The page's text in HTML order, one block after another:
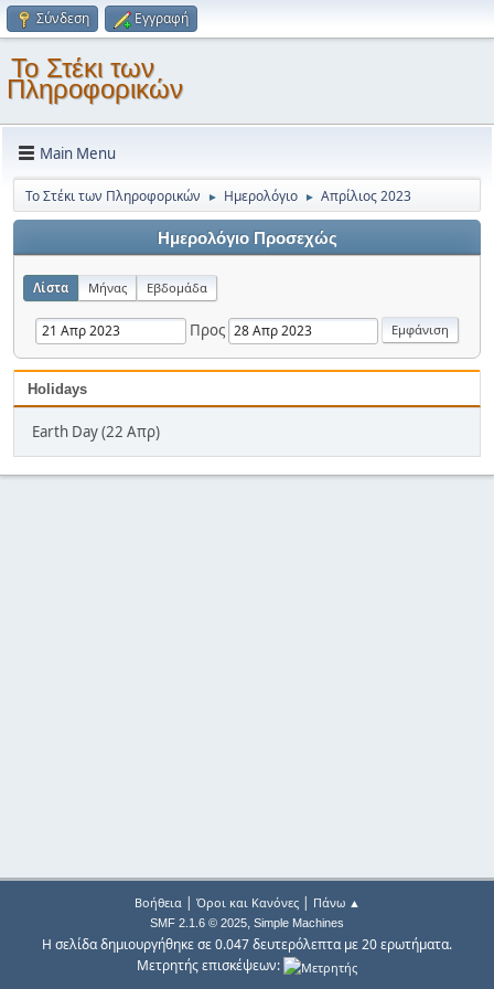
Σύνδεση Εγγραφή
Το Στέκι των
Πληροφορικών
Main Menu
Το Στέκι των Πληροφορικών ► Ημερολόγιο ► Απρίλιος 2023
Ημερολόγιο Προσεχώς
Λίστα Μήνας Εβδομάδα
Προς
Holidays
Earth Day (22 Απρ)
Βοήθεια| Όροι και Κανόνες| Πάνω ▲
SMF 2.1.6 © 2025, Simple Machines
Η σελίδα δημιουργήθηκε σε 0.047 δευτερόλεπτα με 20 ερωτήματα.
Μετρητής επισκέψεων: